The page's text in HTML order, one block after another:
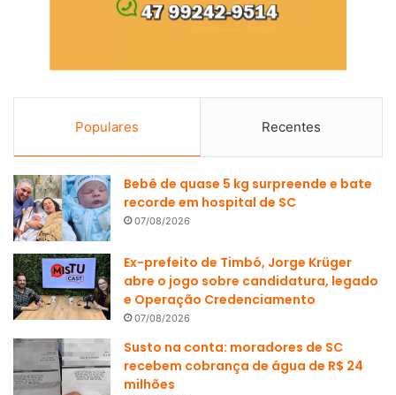
Populares Recentes
Bebê de quase 5 kg surpreende e bate
recorde em hospital de SC
07/08/2026
Ex-prefeito de Timbó, Jorge Krüger
abre o jogo sobre candidatura, legado
e Operação Credenciamento
07/08/2026
Susto na conta: moradores de SC
recebem cobrança de água de R$ 24
milhões